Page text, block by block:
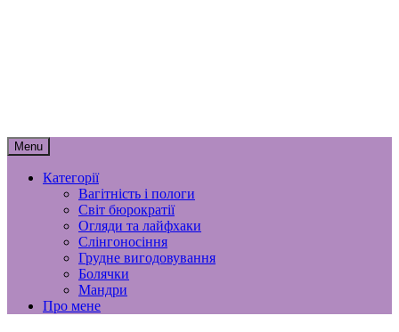
Menu
Категорії
Вагітність і пологи
Світ бюрократії
Огляди та лайфхаки
Слінгоносіння
Грудне вигодовування
Болячки
Мандри
Про мене